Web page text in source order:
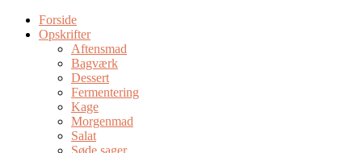
Forside
Opskrifter
Aftensmad
Bagværk
Dessert
Fermentering
Kage
Morgenmad
Salat
Søde sager